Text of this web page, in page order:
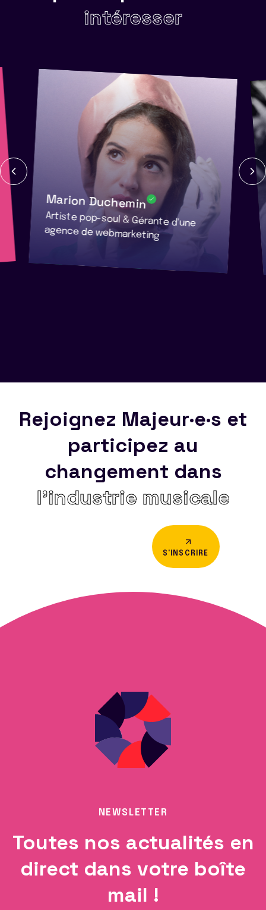
intéresser
Marion Duchemin
Artiste pop-soul & Gérante d'une
agence de webmarketing
Rejoignez Majeur·e·s et
participez au
changement dans
l’industrie musicale
S'INSCRIRE
NEWSLETTER
Toutes nos actualités en
direct dans votre boîte
mail !